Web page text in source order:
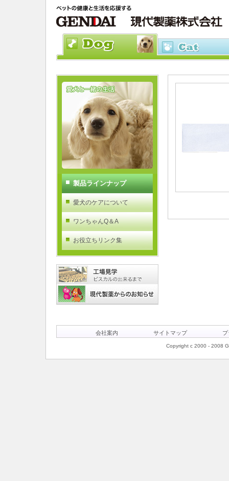
製品ラインナップ
愛犬のケアについて
ワンちゃんQ＆A
お役立ちリンク集
会社案内 サイトマップ
Copyright c 2000 - 2008